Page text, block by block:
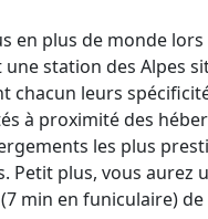
en plus de monde
station des Alpes
chacun leurs
à proximité des
les plus
Petit plus, vous aurez
min en funiculaire)